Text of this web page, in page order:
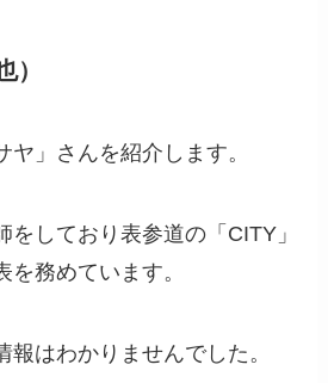
）
ヤ」さんを紹介します。
をしており表参道の「CITY」
を務めています。
報はわかりませんでした。